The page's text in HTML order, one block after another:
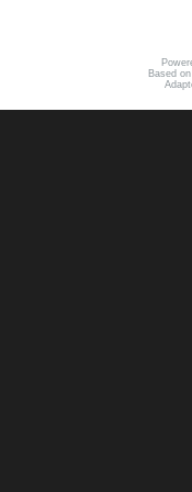
Based